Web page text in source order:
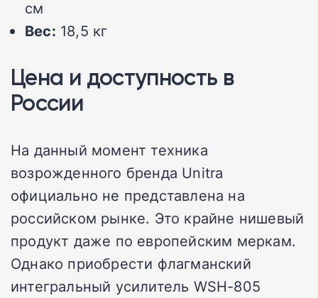
см
Вес: 18,5 кг
Цена и доступность в
России
На данный момент техника
возрожденного бренда Unitra
официально не представлена на
российском рынке. Это крайне нишевый
продукт даже по европейским меркам.
Однако приобрести флагманский
интегральный усилитель WSH-805